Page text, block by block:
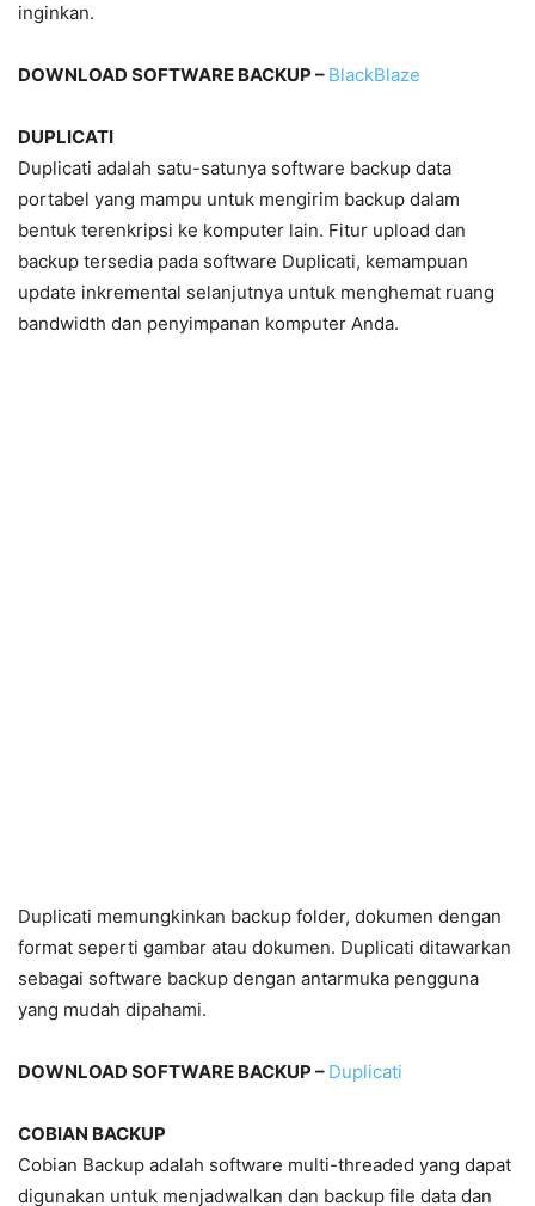
inginkan.
DOWNLOAD SOFTWARE BACKUP – BlackBlaze
DUPLICATI
Duplicati adalah satu-satunya software backup data
portabel yang mampu untuk mengirim backup dalam
bentuk terenkripsi ke komputer lain. Fitur upload dan
backup tersedia pada software Duplicati, kemampuan
update inkremental selanjutnya untuk menghemat ruang
bandwidth dan penyimpanan komputer Anda.
Duplicati memungkinkan backup folder, dokumen dengan
format seperti gambar atau dokumen. Duplicati ditawarkan
sebagai software backup dengan antarmuka pengguna
yang mudah dipahami.
DOWNLOAD SOFTWARE BACKUP – Duplicati
COBIAN BACKUP
Cobian Backup adalah software multi-threaded yang dapat
digunakan untuk menjadwalkan dan backup file data dan